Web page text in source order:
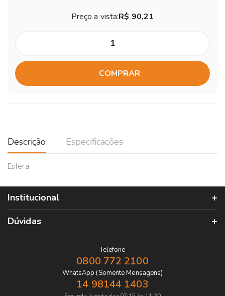
Preço a vista:R$ 90,21
COMPRAR
Descrição Especificações
Esfera
Institucional
Dúvidas
Telefone
0800 772 2100
WhatsApp (Somente Mensagens)
14 98144 1403